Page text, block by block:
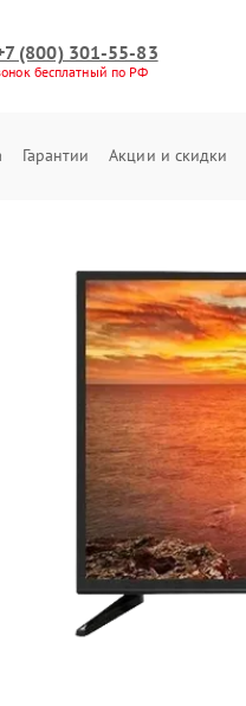
(800) 301-55-83
бесплатный по РФ
Гарантии Акции и скидки